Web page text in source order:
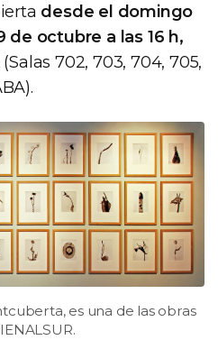
desde el domingo
de octubre a las 16 h,
(Salas 702, 703, 704, 705,
es una de las obras